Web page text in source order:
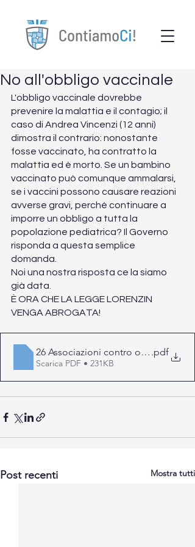
No all'obbligo vaccinale
L'obbligo vaccinale dovrebbe
prevenire la malattia e il contagio; il
caso di Andrea Vincenzi (12 anni)
dimostra il contrario: nonostante
fosse vaccinato, ha contratto la
malattia ed è morto. Se un bambino
vaccinato può comunque ammalarsi,
se i vaccini possono causare reazioni
avverse gravi, perché continuare a
imporre un obbligo a tutta la
popolazione pediatrica? Il Governo
risponda a questa semplice
domanda.
Noi una nostra risposta ce la siamo
già data.
È ORA CHE LA LEGGE LORENZIN
VENGA ABROGATA!
26 Associazioni contro obbligo
.pdf
Scarica PDF • 231KB
Post recenti Mostra tutti